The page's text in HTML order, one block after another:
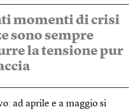
momenti di crisi
sono sempre
la tensione pur
ad aprile e a maggio si